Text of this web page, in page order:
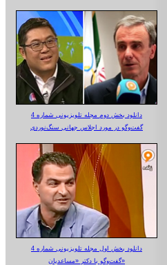
دانلود بخش دوم مجله تلویزیونی شماره 4
گفت‌وگو در مورد اجلاس جهانی سنگ‌نوردی
دانلود بخش اول مجله تلویزیونی شماره 4
گفت‌وگو با دکتر «مساعدیان»